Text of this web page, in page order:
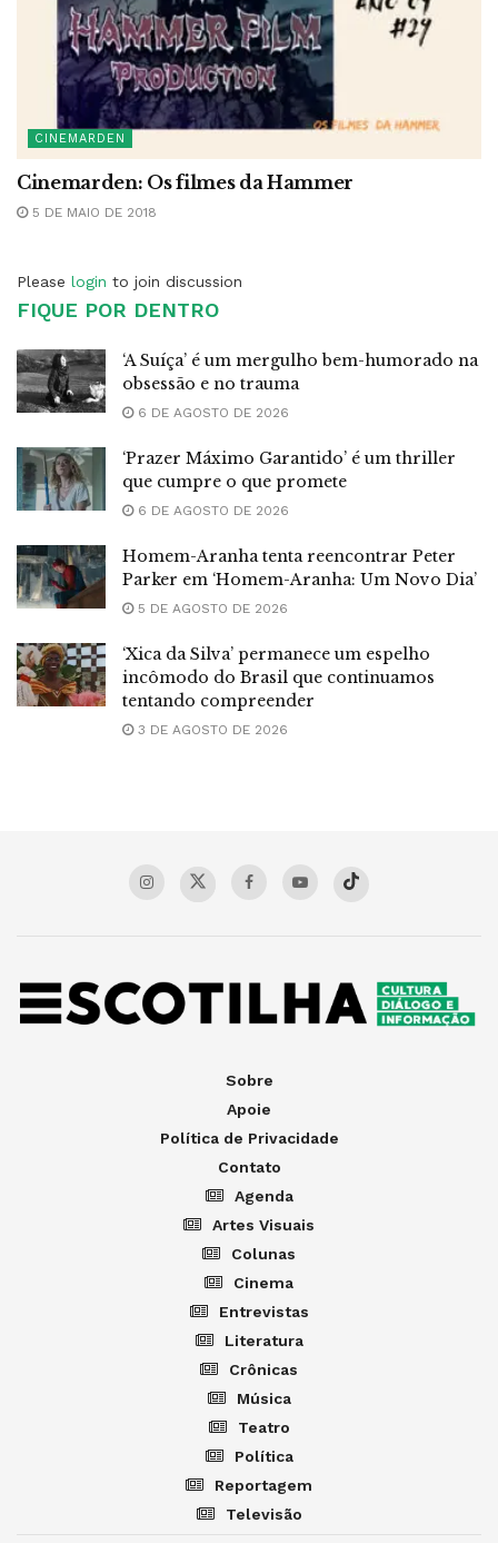
CINEMARDEN
Cinemarden: Os filmes da Hammer
5 DE MAIO DE 2018
Please login to join discussion
FIQUE POR DENTRO
‘A Suíça’ é um mergulho bem-humorado na
obsessão e no trauma
6 DE AGOSTO DE 2026
‘Prazer Máximo Garantido’ é um thriller
que cumpre o que promete
6 DE AGOSTO DE 2026
Homem-Aranha tenta reencontrar Peter
Parker em ‘Homem-Aranha: Um Novo Dia’
5 DE AGOSTO DE 2026
‘Xica da Silva’ permanece um espelho
incômodo do Brasil que continuamos
tentando compreender
3 DE AGOSTO DE 2026
Sobre
Apoie
Política de Privacidade
Contato
Agenda
Artes Visuais
Colunas
Cinema
Entrevistas
Literatura
Crônicas
Música
Teatro
Política
Reportagem
Televisão